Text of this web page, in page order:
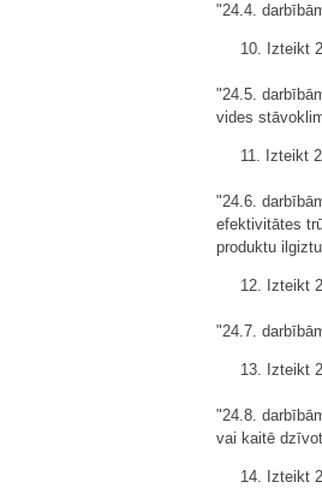
"24.4.
10. Izteikt
"24.5.
vides
11. Izteikt
"24.6.
efektivitātes
produktu
12. Izteikt
"24.7.
13. Izteikt
"24.8.
vai kaitē
14. Izteikt